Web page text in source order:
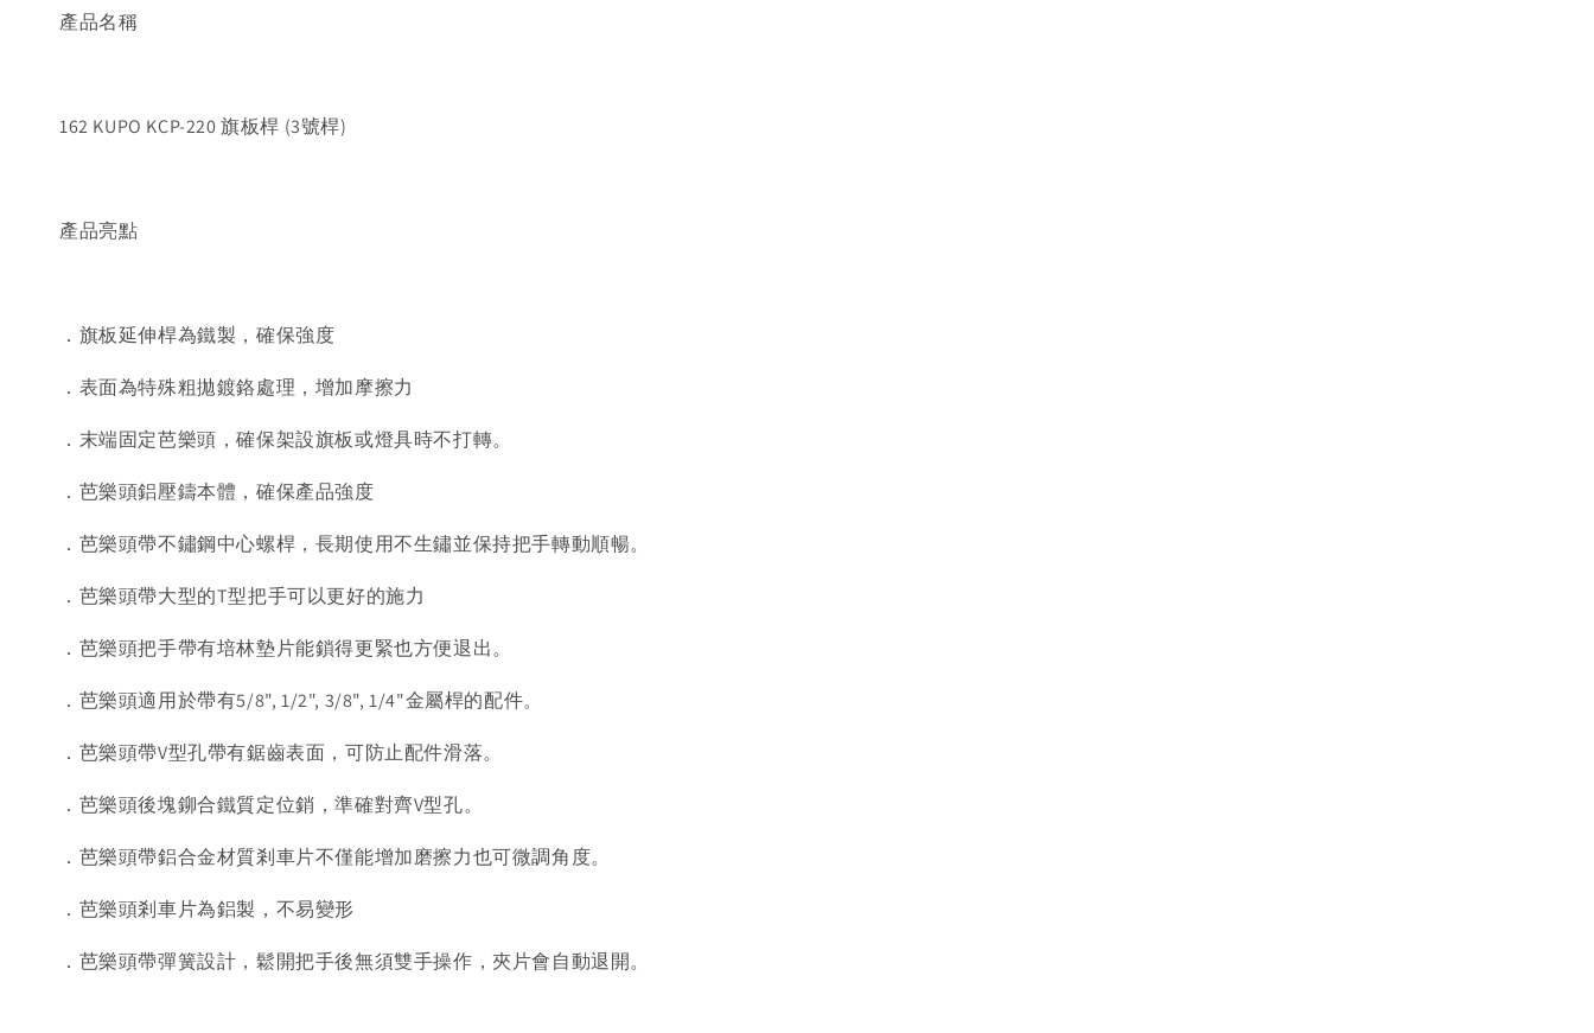
產品名稱
162 KUPO KCP-220 旗板桿 (3號桿)
產品亮點
．旗板延伸桿為鐵製，確保強度
．表面為特殊粗拋鍍鉻處理，增加摩擦力
．末端固定芭樂頭，確保架設旗板或燈具時不打轉。
．芭樂頭鋁壓鑄本體，確保產品強度
．芭樂頭帶不鏽鋼中心螺桿，長期使用不生鏽並保持把手轉動順暢。
．芭樂頭帶大型的T型把手可以更好的施力
．芭樂頭把手帶有培林墊片能鎖得更緊也方便退出。
．芭樂頭適用於帶有5/8", 1/2", 3/8", 1/4"金屬桿的配件。
．芭樂頭帶V型孔帶有鋸齒表面，可防止配件滑落。
．芭樂頭後塊鉚合鐵質定位銷，準確對齊V型孔。
．芭樂頭帶鋁合金材質剎車片不僅能增加磨擦力也可微調角度。
．芭樂頭剎車片為鋁製，不易變形
．芭樂頭帶彈簧設計，鬆開把手後無須雙手操作，夾片會自動退開。